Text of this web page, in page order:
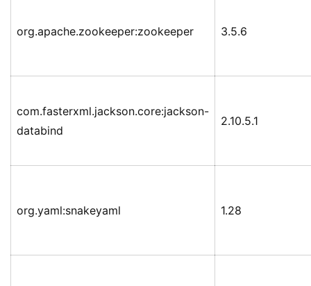
org.apache.zookeeper:zookeeper 3.5.6
com.fasterxml.jackson.core:jackson-
databind
2.10.5.1
org.yaml:snakeyaml 1.28